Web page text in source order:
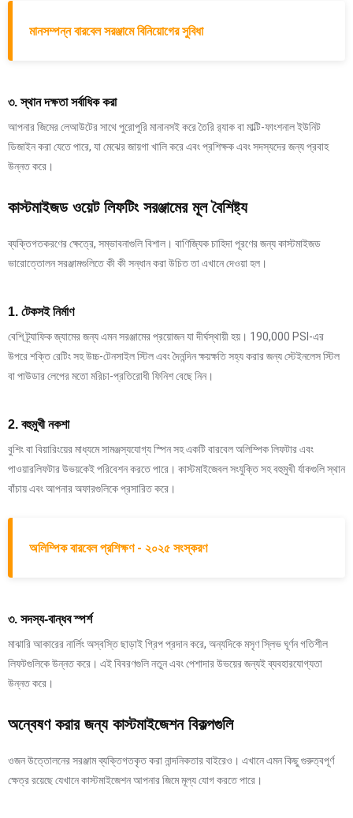
মানসম্পন্ন বারবেল সরঞ্জামে বিনিয়োগের সুবিধা
৩. স্থান দক্ষতা সর্বাধিক করা
আপনার জিমের লেআউটের সাথে পুরোপুরি মানানসই করে তৈরি র‍্যাক বা মাল্টি-ফাংশনাল ইউনিট
ডিজাইন করা যেতে পারে, যা মেঝের জায়গা খালি করে এবং প্রশিক্ষক এবং সদস্যদের জন্য প্রবাহ
উন্নত করে।
কাস্টমাইজড ওয়েট লিফটিং সরঞ্জামের মূল বৈশিষ্ট্য
ব্যক্তিগতকরণের ক্ষেত্রে, সম্ভাবনাগুলি বিশাল। বাণিজ্যিক চাহিদা পূরণের জন্য কাস্টমাইজড
ভারোত্তোলন সরঞ্জামগুলিতে কী কী সন্ধান করা উচিত তা এখানে দেওয়া হল।
1. টেকসই নির্মাণ
বেশি ট্র্যাফিক জ্যামের জন্য এমন সরঞ্জামের প্রয়োজন যা দীর্ঘস্থায়ী হয়। 190,000 PSI-এর
উপরে শক্তি রেটিং সহ উচ্চ-টেনসাইল স্টিল এবং দৈনন্দিন ক্ষয়ক্ষতি সহ্য করার জন্য স্টেইনলেস স্টিল
বা পাউডার লেপের মতো মরিচা-প্রতিরোধী ফিনিশ বেছে নিন।
2. বহুমুখী নকশা
বুশিং বা বিয়ারিংয়ের মাধ্যমে সামঞ্জস্যযোগ্য স্পিন সহ একটি বারবেল অলিম্পিক লিফটার এবং
পাওয়ারলিফটার উভয়কেই পরিবেশন করতে পারে। কাস্টমাইজেবল সংযুক্তি সহ বহুমুখী র্যাকগুলি স্থান
বাঁচায় এবং আপনার অফারগুলিকে প্রসারিত করে।
অলিম্পিক বারবেল প্রশিক্ষণ - ২০২৫ সংস্করণ
৩. সদস্য-বান্ধব স্পর্শ
মাঝারি আকারের নার্লিং অস্বস্তি ছাড়াই গ্রিপ প্রদান করে, অন্যদিকে মসৃণ স্লিভ ঘূর্ণন গতিশীল
লিফটগুলিকে উন্নত করে। এই বিবরণগুলি নতুন এবং পেশাদার উভয়ের জন্যই ব্যবহারযোগ্যতা
উন্নত করে।
অন্বেষণ করার জন্য কাস্টমাইজেশন বিকল্পগুলি
ওজন উত্তোলনের সরঞ্জাম ব্যক্তিগতকৃত করা নান্দনিকতার বাইরেও। এখানে এমন কিছু গুরুত্বপূর্ণ
ক্ষেত্র রয়েছে যেখানে কাস্টমাইজেশন আপনার জিমে মূল্য যোগ করতে পারে।